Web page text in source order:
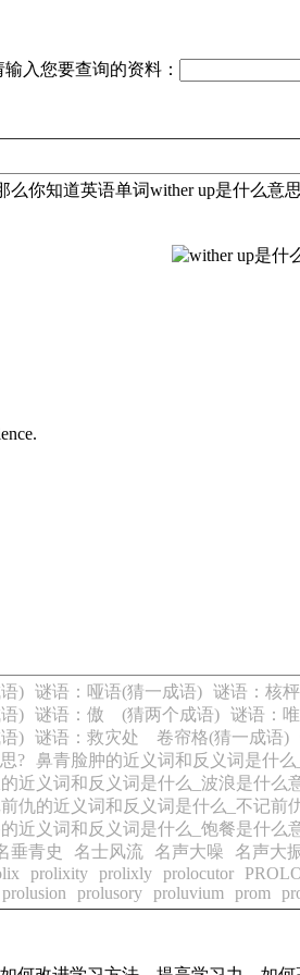
输入您要查询的资料：
知道英语单词wither up是什么意
) 谜语：哑语(猜一成语) 谜语：核
) 谜语：傲 (猜两个成语) 谜语：
) 谜语：救灾处 卷帘格(猜一成语)
? 鼻青脸肿的近义词和反义词是什
近义词和反义词是什么_波浪是什么
仇的近义词和反义词是什么_不记前
近义词和反义词是什么_饱餐是什么
垂青史 名士风流 名声大噪 名声大
prolixity prolixly prolocutor
prolusion prolusory proluvium prom